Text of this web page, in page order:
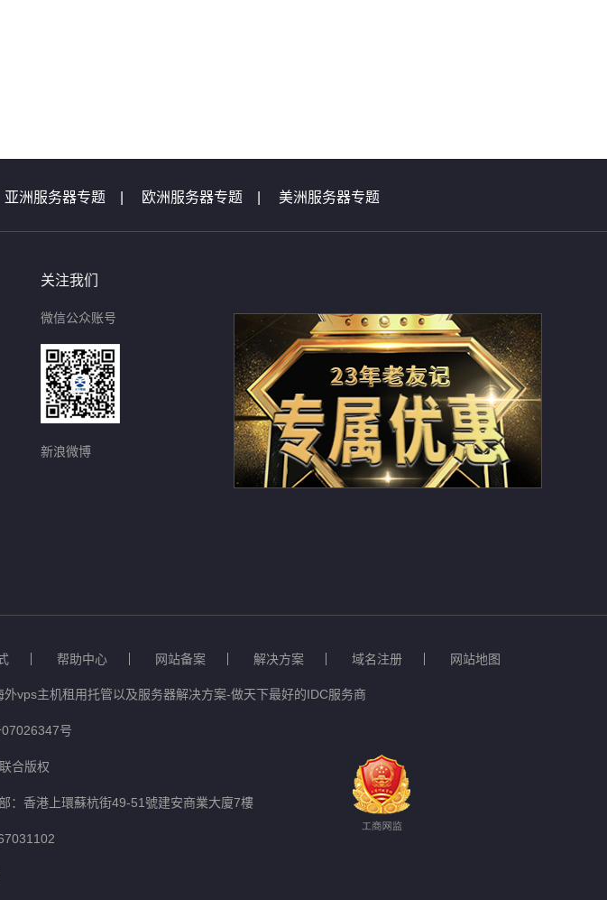
亚洲服务器专题 欧洲服务器专题 美洲服务器专题
服务器问题 | 域名问题集锦 | 虚拟主机问题集锦
关注我们
微信公众账号
新浪微博
帮助中心 网站备案 解决方案 域名注册 网站地图
vps主机租用托管以及服务器解决方案-做天下最好的IDC服务商
号
合版权
：香港上環蘇杭街49-51號建安商業大廈7樓